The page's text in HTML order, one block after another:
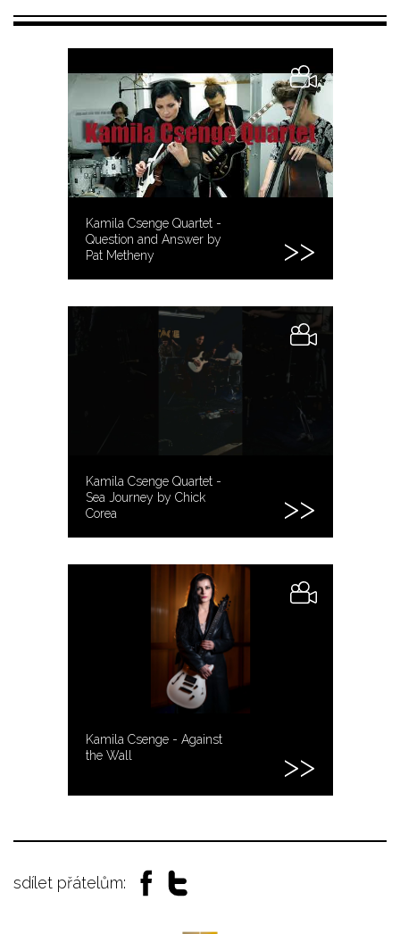
Kamila Csenge Quartet -
Question and Answer by
Pat Metheny
Kamila Csenge Quartet -
Sea Journey by Chick
Corea
Kamila Csenge - Against
the Wall
sdílet přátelům: